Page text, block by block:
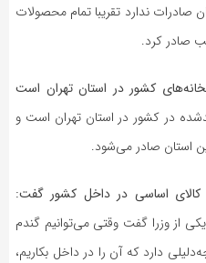
ندارد تقریبا تمام محصولات
صادر کرد.
درصد تمام گلخانه‌های کشور در استان تهران است
در کشور در استان تهران است و
کالای اساسی در داخل کشور گفت:
از وزرا گفت وقتی می‌توانیم گندم
وارد کنیم چه‌دلیلی دارد که آن را در داخل بکاریم،